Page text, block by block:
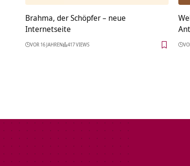
Brahma, der Schöpfer – neue
Internetseite
VOR 16 JAHREN 417 VIEWS